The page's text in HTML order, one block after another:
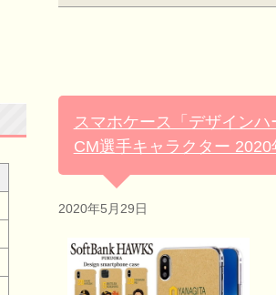
スマホケース「デザイン
CM選手キャラクター 2020
2020年5月29日